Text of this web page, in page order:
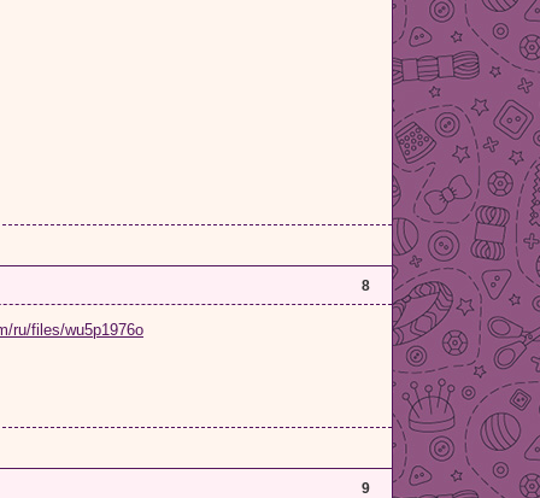
8
ru/files/wu5p1976o
9